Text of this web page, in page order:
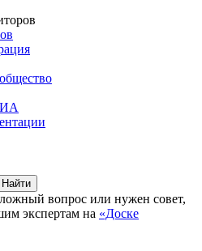
Найти
вопрос или нужен совет,
экспертам на «Доске